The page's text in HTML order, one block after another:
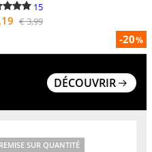
-20%
15
€ 3,99
DÉCOUVRIR
REMISE SUR QUANTITÉ